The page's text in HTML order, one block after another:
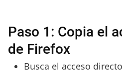
Paso 1: Copia el
de Firefox
Busca el acceso